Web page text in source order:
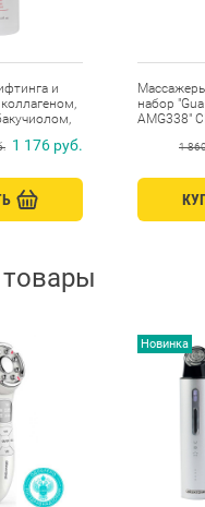
и
1 176 руб.
набор
AMG338"
1
Новинка